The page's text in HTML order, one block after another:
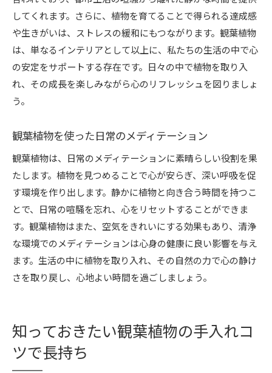
してくれます。さらに、植物を育てることで得られる達成感
や生きがいは、ストレスの緩和にもつながります。観葉植物
は、単なるインテリアとして以上に、私たちの生活の中で心
の安定をサポートする存在です。日々の中で植物を取り入
れ、その成長を楽しみながら心のリフレッシュを図りましょ
う。
観葉植物を使った日常のメディテーション
観葉植物は、日常のメディテーションに素晴らしい役割を果
たします。植物を見つめることで心が安らぎ、深い呼吸を促
す環境を作り出します。静かに植物と向き合う時間を持つこ
とで、日常の喧騒を忘れ、心をリセットすることができま
す。観葉植物はまた、空気をきれいにする効果もあり、清浄
な環境でのメディテーションは心身の健康に良い影響を与え
ます。生活の中に植物を取り入れ、その自然の力で心の静け
さを取り戻し、心地よい時間を過ごしましょう。
知っておきたい観葉植物の手入れコ
ツで長持ち